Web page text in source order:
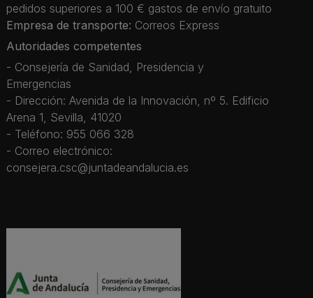
pedidos superiores a 100 € gastos de envío gratuito
Empresa de transporte: Correos Express
Autoridades competentes
- Consejería de Sanidad, Presidencia y
Emergencias
- Dirección: Avenida de la Innovación, nº 5. Edificio
Arena 1, Sevilla, 41020
- Teléfono: 955 066 328
- Correo electrónico:
consejera.csc@juntadeandalucia.es